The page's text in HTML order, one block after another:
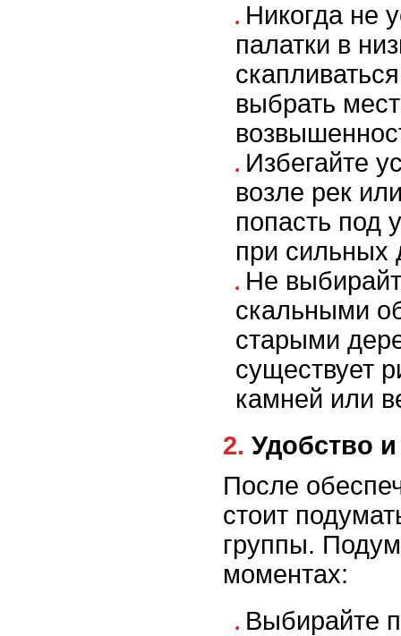
Никогда не
палатки в
выбрать
Избегайте
возле рек
попасть под
при сильных
Не
скальными
старыми
существует
камней или
2. Удобство
После
стоит
группы.
моментах:
Выбирайте